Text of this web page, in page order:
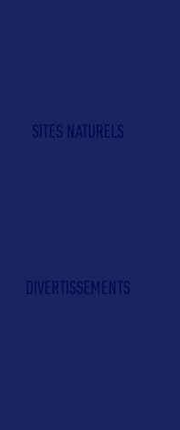
SITES NATURELS
DIVERTISSEMENTS